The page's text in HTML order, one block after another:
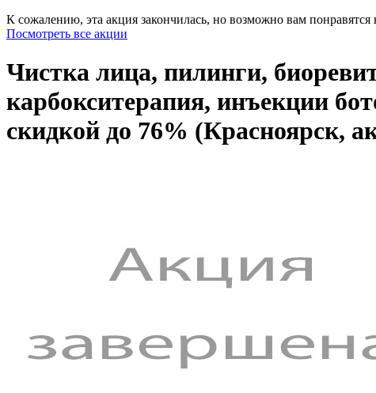
К сожалению, эта акция закончилась, но возможно вам
Посмотреть все акции
Чистка лица, пилинги,
карбокситерапия, инъекции
скидкой до 76% (Красноярск,